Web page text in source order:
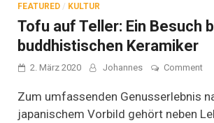
FEATURED / KULTUR
Tofu auf Teller: Ein Besuch
buddhistischen Keramiker
2. März 2020 Johannes Commenton
Ein
Zum umfassenden Genusserlebnis
japanischem Vorbild gehört neben